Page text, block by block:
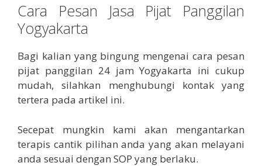
Cara Pesan Jasa Pijat Panggilan
Yogyakarta
Bagi kalian yang bingung mengenai cara pesan
pijat panggilan 24 jam Yogyakarta ini cukup
mudah, silahkan menghubungi kontak yang
tertera pada artikel ini.
Secepat mungkin kami akan mengantarkan
terapis cantik pilihan anda yang akan melayani
anda sesuai dengan SOP yang berlaku.